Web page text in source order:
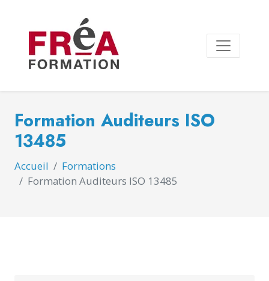
Formation Auditeurs ISO
13485
Accueil
Formations
Formation Auditeurs ISO 13485